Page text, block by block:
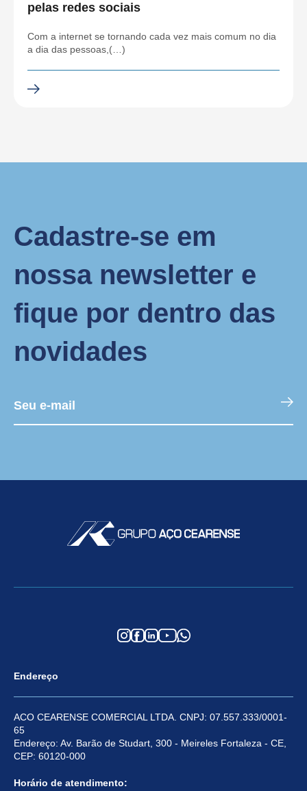
pelas redes sociais
Com a internet se tornando cada vez mais comum no dia
a dia das pessoas,(…)
Cadastre-se em
nossa newsletter e
fique por dentro das
novidades
Endereço
ACO CEARENSE COMERCIAL LTDA. CNPJ: 07.557.333/0001-
65
Endereço: Av. Barão de Studart, 300 - Meireles Fortaleza - CE,
CEP: 60120-000
Horário de atendimento: